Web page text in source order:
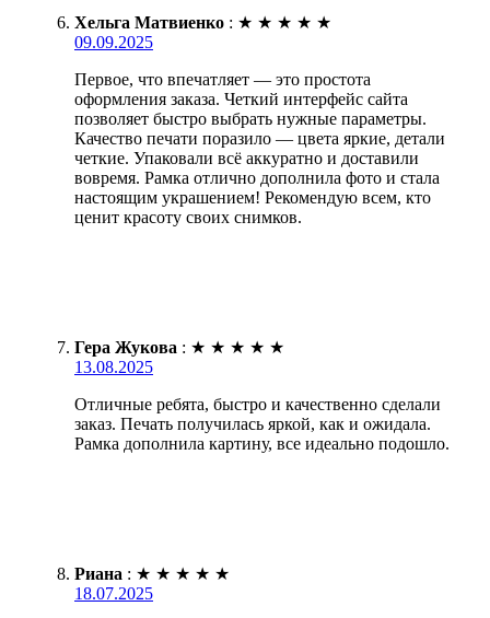
Хельга Матвиенко : ★ ★ ★ ★ ★
09.09.2025
Первое, что впечатляет — это простота
оформления заказа. Четкий интерфейс сайта
позволяет быстро выбрать нужные параметры.
Качество печати поразило — цвета яркие, детали
четкие. Упаковали всё аккуратно и доставили
вовремя. Рамка отлично дополнила фото и стала
настоящим украшением! Рекомендую всем, кто
ценит красоту своих снимков.
Гера Жукова : ★ ★ ★ ★ ★
13.08.2025
Отличные ребята, быстро и качественно сделали
заказ. Печать получилась яркой, как и ожидала.
Рамка дополнила картину, все идеально подошло.
Риана : ★ ★ ★ ★ ★
18.07.2025